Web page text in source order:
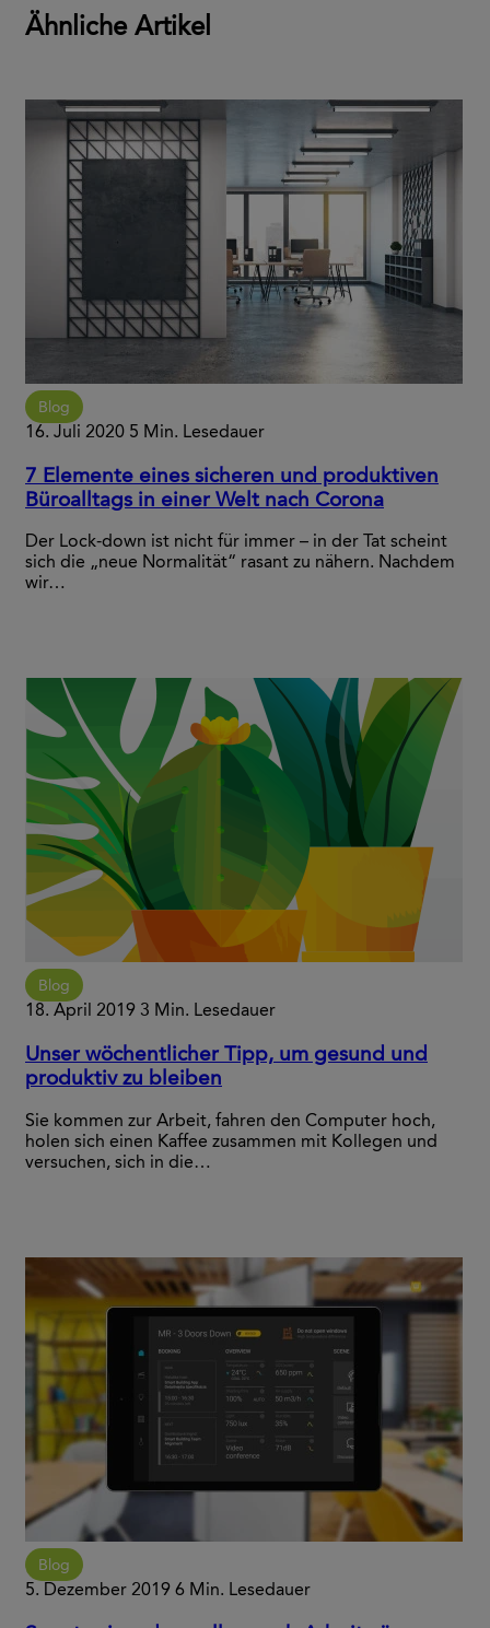
Ähnliche Artikel
Blog
16. Juli 2020 5 Min. Lesedauer
7 Elemente eines sicheren und produktiven
Büroalltags in einer Welt nach Corona
Der Lock-down ist nicht für immer – in der Tat scheint
sich die „neue Normalität“ rasant zu nähern. Nachdem
wir…
Blog
18. April 2019 3 Min. Lesedauer
Unser wöchentlicher Tipp, um gesund und
produktiv zu bleiben
Sie kommen zur Arbeit, fahren den Computer hoch,
holen sich einen Kaffee zusammen mit Kollegen und
versuchen, sich in die…
Blog
5. Dezember 2019 6 Min. Lesedauer